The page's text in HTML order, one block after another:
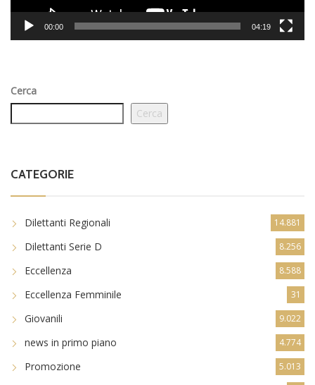
00:00 04:19
Cerca
Cerca
CATEGORIE
Dilettanti Regionali 14.881
Dilettanti Serie D 8.256
Eccellenza 8.588
Eccellenza Femminile 31
Giovanili 9.022
news in primo piano 4.774
Promozione 5.013